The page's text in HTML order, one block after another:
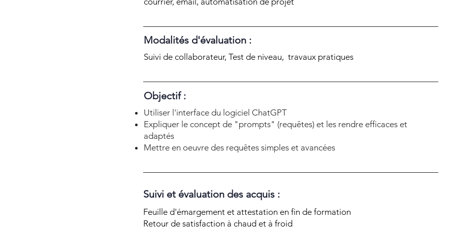
Modalités d'évaluation :
Suivi de collaborateur, Test de niveau, travaux pratiques
Objectif :
Utiliser l'interface du logiciel ChatGPT
Expliquer le concept de "prompts" (requêtes) et les rendre efficaces et
adaptés
Mettre en oeuvre des requêtes simples et avancées
Suivi et évaluation des acquis :
Feuille d'émargement et attestation en fin de formation
Retour de satisfaction à chaud et à froid